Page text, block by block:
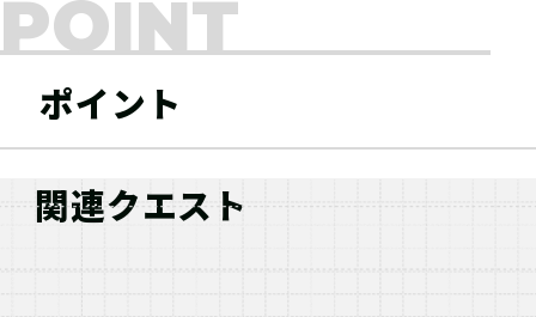
POINT
ポイント
関連クエスト